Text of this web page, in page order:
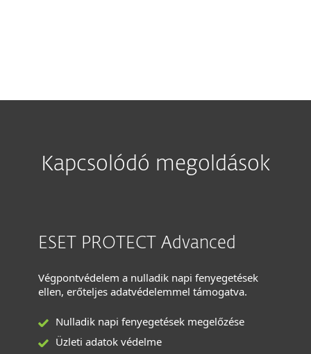
Kapcsolódó megoldások
ESET PROTECT Advanced
Végpontvédelem a nulladik napi fenyegetések
ellen, erőteljes adatvédelemmel támogatva.
Nulladik napi fenyegetések megelőzése
Üzleti adatok védelme